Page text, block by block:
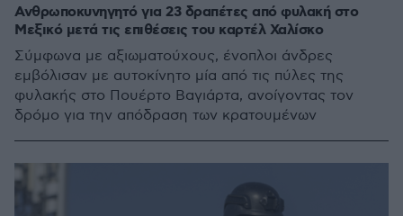
Ανθρωποκυνηγητό για 23 δραπέτες από φυλακή στο
Μεξικό μετά τις επιθέσεις του καρτέλ Χαλίσκο
Σύμφωνα με αξιωματούχους, ένοπλοι άνδρες
εμβόλισαν με αυτοκίνητο μία από τις πύλες της
φυλακής στο Πουέρτο Βαγιάρτα, ανοίγοντας τον
δρόμο για την απόδραση των κρατουμένων